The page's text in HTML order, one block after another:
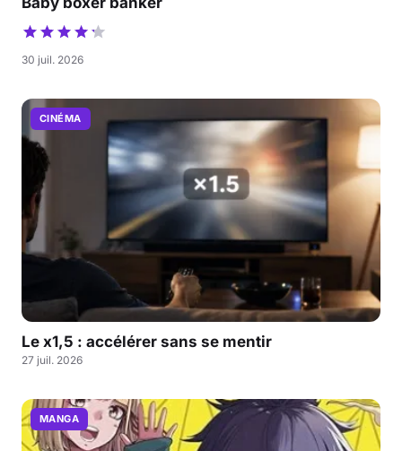
30 juil. 2026
CINÉMA
Le x1,5 : accélérer sans se mentir
27 juil. 2026
MANGA